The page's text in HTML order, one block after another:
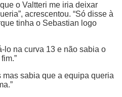
o Valtteri me iria deixar
acrescentou. “Só disse à
tinha o Sebastian logo
lo na curva 13 e não sabia o
mas sabia que a equipa queria